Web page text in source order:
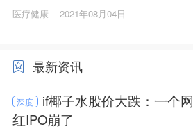
医疗健康 2021年08月04日
最新资讯
深度
if椰子水股价大跌：一个网
红IPO崩了